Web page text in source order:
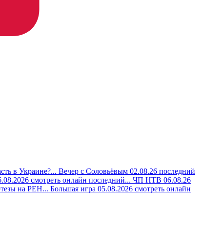
в Украине?... Вечер с Соловьёвым 02.08.26 последний
смотреть онлайн последний... ЧП НТВ 06.08.26
на РЕН... Большая игра 05.08.2026 смотреть онлайн